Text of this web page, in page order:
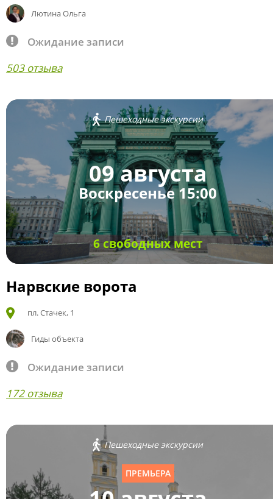
Лютина Ольга
Ожидание записи
503 отзыва
Пешеходные экскурсии
09 августа
Воскресенье 15:00
6 свободных мест
Нарвские ворота
пл. Стачек, 1
Гиды объекта
Ожидание записи
172 отзыва
Пешеходные экскурсии
ПРЕМЬЕРА